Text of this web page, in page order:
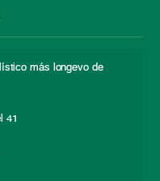
más longevo de
41